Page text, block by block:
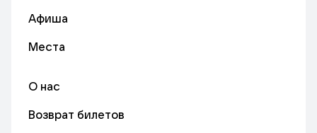
Афиша
Места
О нас
Возврат билетов